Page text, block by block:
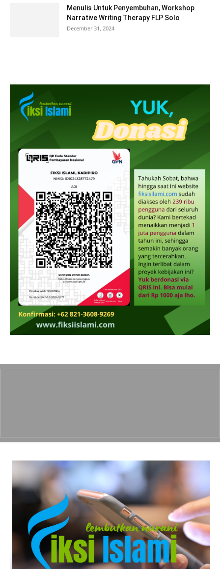
Menulis Untuk Penyembuhan, Workshop
Narrative Writing Therapy FLP Solo
December 31, 2024